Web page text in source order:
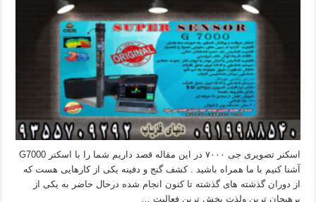
اسکنر تصویری جی ۷۰۰۰ در این مقاله قصد داریم شما را با اسکنر G7000
آشنا کنیم با ما همراه باشید . کشف گنج و دفینه یکی از کارهایی هست که
از دوران گذشته های گذشته تا کنون انجام شده درحال حاضر به یکی از
پرهیجان ترین ولذت بخش ترین فعالیت …